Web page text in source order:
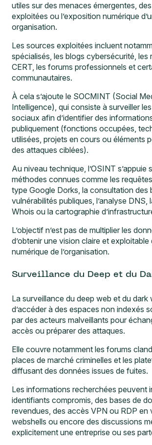
utiles sur des menaces émergentes,
exploitées ou l’exposition numérique
organisation.
Les sources exploitées incluent
spécialisés, les blogs cybersécurité, les
CERT, les forums professionnels et
communautaires.
À cela s’ajoute le SOCMINT (Social
Intelligence), qui consiste à surveiller
sociaux afin d’identifier des
publiquement (fonctions occupées,
utilisées, projets en cours ou éléments
des attaques ciblées).
Au niveau technique, l’OSINT s’appuie
méthodes connues comme les
type Google Dorks, la consultation des
vulnérabilités publiques, l’analyse DNS,
Whois ou la cartographie
L’objectif n’est pas de multiplier les
d’obtenir une vision claire et exploitable
numérique de l’organisation.
Surveillance du Deep et du
La surveillance du deep web et du dark
d’accéder à des espaces non indexés
par des acteurs malveillants pour
accès ou préparer des attaques.
Elle couvre notamment les forums
places de marché criminelles et les
diffusant des données issues de fuites.
Les informations recherchées peuvent
identifiants compromis, des bases de
revendues, des accès VPN ou RDP en
webshells ou encore des discussions
explicitement une entreprise ou ses